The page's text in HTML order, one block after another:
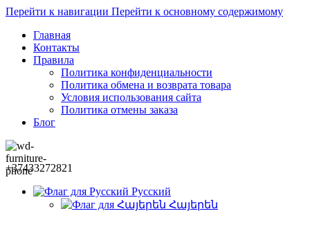
Перейти к навигации Перейти к основному содержимому
Главная
Контакты
Правила
Политика конфиденциальности
Политика обмена и возврата товара
Условия использования сайта
Политика отмены заказа
Блог
+37433272821
Русский
Հայերեն